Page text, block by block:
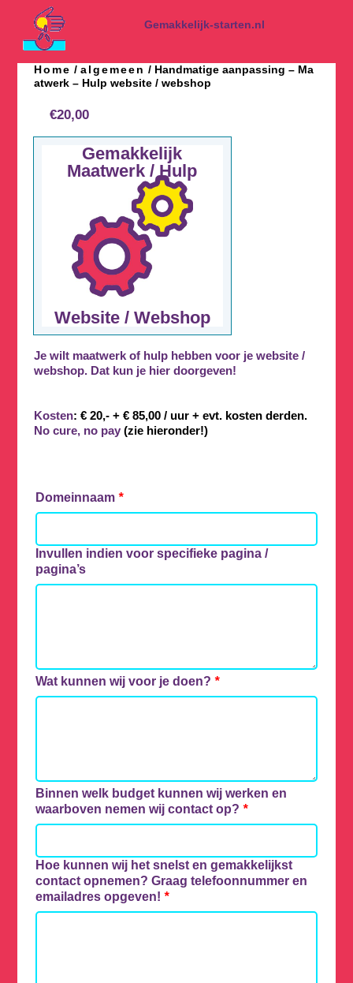
Spring
naar
inhoud
Gemakkelijk-starten.nl
Home / algemeen / Handmatige aanpassing – Ma
atwerk – Hulp website / webshop
€20,00
Je wilt maatwerk of hulphebben voor je website /
webshop. Dat kun je hier doorgeven!
Kosten: € 20,- + € 85,00 / uur + evt. kosten derden.
No cure, no pay(zie hieronder!)
Gemakkelijk
Maatwerk / Hulp
Website / Webshop
Domeinnaam *
Invullen indien voor specifieke pagina /
pagina’s
Wat kunnen wij voor je doen? *
Binnen welk budget kunnen wij werken en
waarboven nemen wij contact op? *
Hoe kunnen wij het snelst en gemakkelijkst
contact opnemen? Graag telefoonnummer en
emailadres opgeven! *